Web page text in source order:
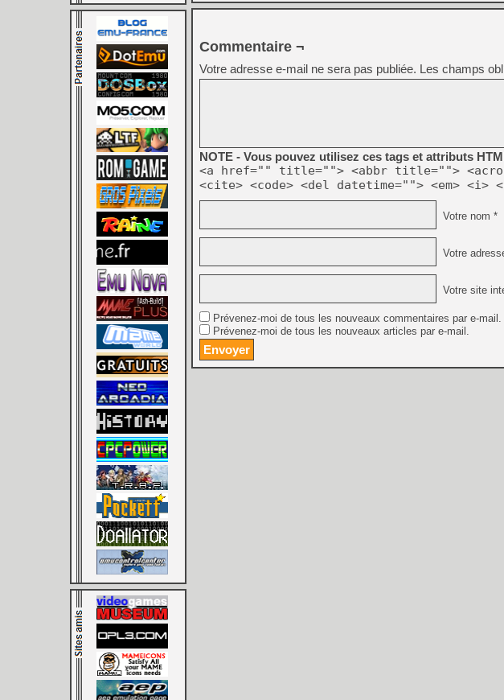
Commentaire ¬
Votre adresse e-mail ne sera pas publiée. Les champs
NOTE - Vous pouvez utilisez ces tags et attributs
<a href="" title=""> <abbr title="">
<cite> <code> <del datetime=""> <em>
Votre nom *
Votre
Votre site
Prévenez-moi de tous les nouveaux commentaires par e-mail.
Prévenez-moi de tous les nouveaux articles par e-mail.